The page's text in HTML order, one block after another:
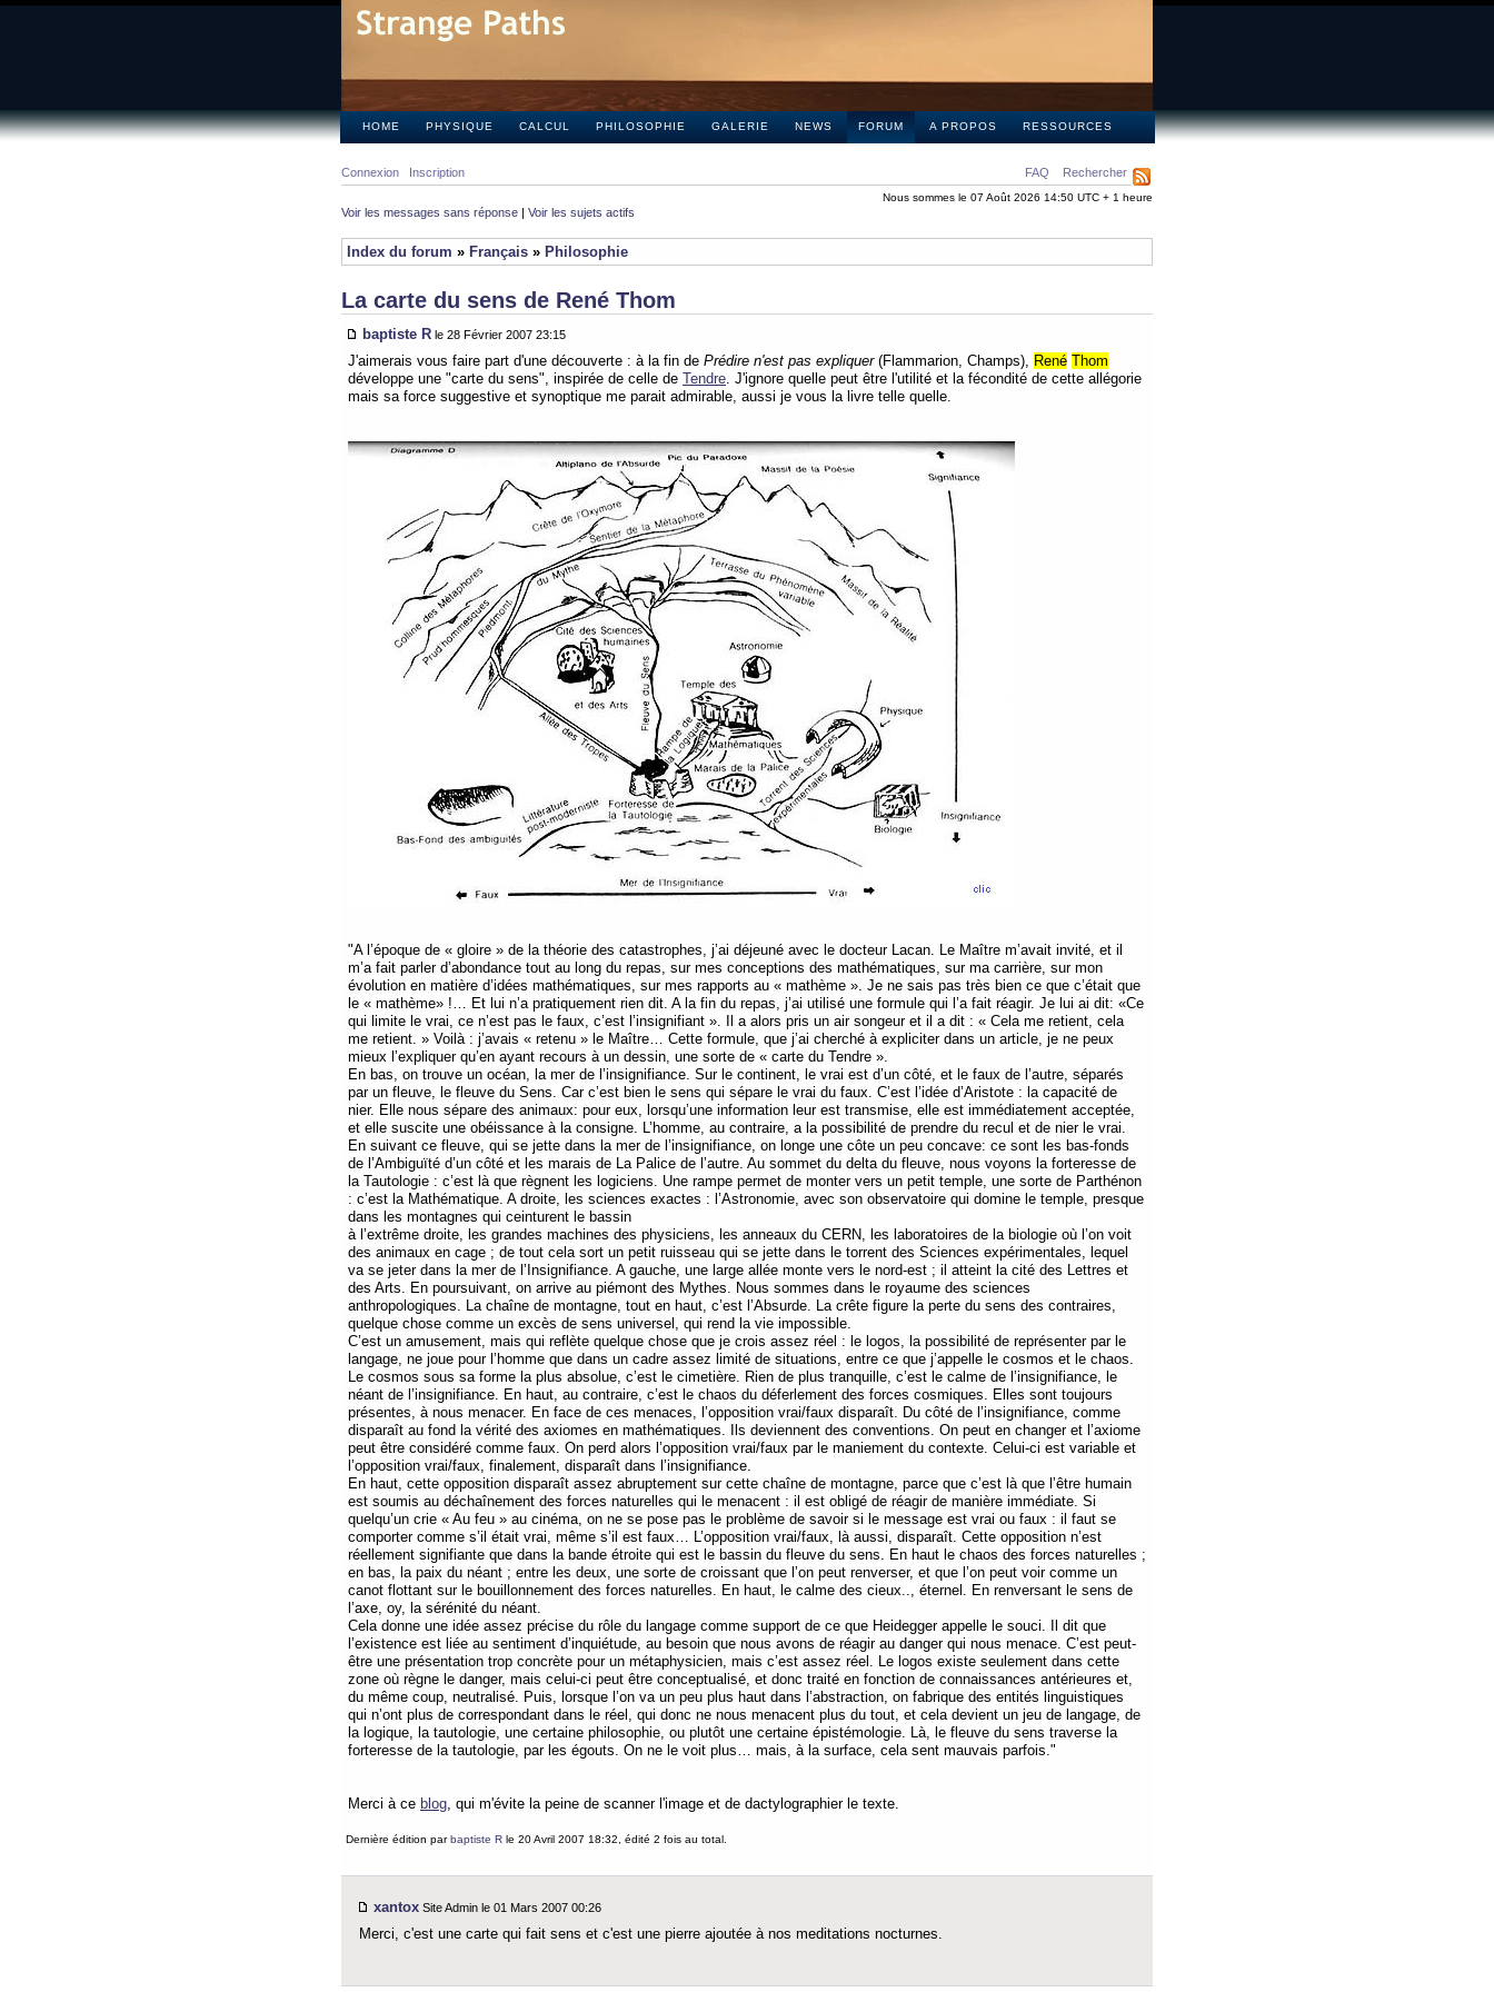
HOME PHYSIQUE CALCUL PHILOSOPHIE GALERIE NEWS FORUM A PROPOS RESSOURCES
FAQ Rechercher
Connexion Inscription
Nous sommes le 07 Août 2026 14:50 UTC + 1 heure
Voir les messages sans réponse | Voir les sujets actifs
Index du forum » Français » Philosophie
La carte du sens de René Thom
baptiste R le 28 Février 2007 23:15
J'aimerais vous faire part d'une découverte : à la fin de Prédire n'est pas expliquer(Flammarion, Champs), René Thom
développe une "carte du sens", inspirée de celle de Tendre. J'ignore quelle peut être l'utilité et la fécondité de cette allégorie
mais sa force suggestive et synoptique me parait admirable, aussi je vous la livre telle quelle.
"A l’époque de « gloire » de la théorie des catastrophes, j’ai déjeuné avec le docteur Lacan. Le Maître m’avait invité, et il
m’a fait parler d’abondance tout au long du repas, sur mes conceptions des mathématiques, sur ma carrière, sur mon
évolution en matière d’idées mathématiques, sur mes rapports au « mathème ». Je ne sais pas très bien ce que c’était que
le « mathème» !… Et lui n’a pratiquement rien dit. A la fin du repas, j’ai utilisé une formule qui l’a fait réagir. Je lui ai dit: «Ce
qui limite le vrai, ce n’est pas le faux, c’est l’insignifiant ». Il a alors pris un air songeur et il a dit : « Cela me retient, cela
me retient. » Voilà : j’avais « retenu » le Maître… Cette formule, que j’ai cherché à expliciter dans un article, je ne peux
mieux l’expliquer qu’en ayant recours à un dessin, une sorte de « carte du Tendre ».
En bas, on trouve un océan, la mer de l’insignifiance. Sur le continent, le vrai est d’un côté, et le faux de l’autre, séparés
par un fleuve, le fleuve du Sens. Car c’est bien le sens qui sépare le vrai du faux. C’est l’idée d’Aristote : la capacité de
nier. Elle nous sépare des animaux: pour eux, lorsqu’une information leur est transmise, elle est immédiatement acceptée,
et elle suscite une obéissance à la consigne. L’homme, au contraire, a la possibilité de prendre du recul et de nier le vrai.
En suivant ce fleuve, qui se jette dans la mer de l’insignifiance, on longe une côte un peu concave: ce sont les bas-fonds
de l’Ambiguïté d’un côté et les marais de La Palice de l’autre. Au sommet du delta du fleuve, nous voyons la forteresse de
la Tautologie : c’est là que règnent les logiciens. Une rampe permet de monter vers un petit temple, une sorte de Parthénon
: c’est la Mathématique. A droite, les sciences exactes : l’Astronomie, avec son observatoire qui domine le temple, presque
dans les montagnes qui ceinturent le bassin
à l’extrême droite, les grandes machines des physiciens, les anneaux du CERN, les laboratoires de la biologie où l’on voit
des animaux en cage ; de tout cela sort un petit ruisseau qui se jette dans le torrent des Sciences expérimentales, lequel
va se jeter dans la mer de l’Insignifiance. A gauche, une large allée monte vers le nord-est ; il atteint la cité des Lettres et
des Arts. En poursuivant, on arrive au piémont des Mythes. Nous sommes dans le royaume des sciences
anthropologiques. La chaîne de montagne, tout en haut, c’est l’Absurde. La crête figure la perte du sens des contraires,
quelque chose comme un excès de sens universel, qui rend la vie impossible.
C’est un amusement, mais qui reflète quelque chose que je crois assez réel : le logos, la possibilité de représenter par le
langage, ne joue pour l’homme que dans un cadre assez limité de situations, entre ce que j’appelle le cosmos et le chaos.
Le cosmos sous sa forme la plus absolue, c’est le cimetière. Rien de plus tranquille, c’est le calme de l’insignifiance, le
néant de l’insignifiance. En haut, au contraire, c’est le chaos du déferlement des forces cosmiques. Elles sont toujours
présentes, à nous menacer. En face de ces menaces, l’opposition vrai/faux disparaît. Du côté de l’insignifiance, comme
disparaît au fond la vérité des axiomes en mathématiques. Ils deviennent des conventions. On peut en changer et l’axiome
peut être considéré comme faux. On perd alors l’opposition vrai/faux par le maniement du contexte. Celui-ci est variable et
l’opposition vrai/faux, finalement, disparaît dans l’insignifiance.
En haut, cette opposition disparaît assez abruptement sur cette chaîne de montagne, parce que c’est là que l’être humain
est soumis au déchaînement des forces naturelles qui le menacent : il est obligé de réagir de manière immédiate. Si
quelqu’un crie « Au feu » au cinéma, on ne se pose pas le problème de savoir si le message est vrai ou faux : il faut se
comporter comme s’il était vrai, même s’il est faux… L’opposition vrai/faux, là aussi, disparaît. Cette opposition n’est
réellement signifiante que dans la bande étroite qui est le bassin du fleuve du sens. En haut le chaos des forces naturelles ;
en bas, la paix du néant ; entre les deux, une sorte de croissant que l’on peut renverser, et que l’on peut voir comme un
canot flottant sur le bouillonnement des forces naturelles. En haut, le calme des cieux.., éternel. En renversant le sens de
l’axe, oy, la sérénité du néant.
Cela donne une idée assez précise du rôle du langage comme support de ce que Heidegger appelle le souci. Il dit que
l’existence est liée au sentiment d’inquiétude, au besoin que nous avons de réagir au danger qui nous menace. C’est peut-
être une présentation trop concrète pour un métaphysicien, mais c’est assez réel. Le logos existe seulement dans cette
zone où règne le danger, mais celui-ci peut être conceptualisé, et donc traité en fonction de connaissances antérieures et,
du même coup, neutralisé. Puis, lorsque l’on va un peu plus haut dans l’abstraction, on fabrique des entités linguistiques
qui n’ont plus de correspondant dans le réel, qui donc ne nous menacent plus du tout, et cela devient un jeu de langage, de
la logique, la tautologie, une certaine philosophie, ou plutôt une certaine épistémologie. Là, le fleuve du sens traverse la
forteresse de la tautologie, par les égouts. On ne le voit plus… mais, à la surface, cela sent mauvais parfois."
Merci à ce blog, qui m'évite la peine de scanner l'image et de dactylographier le texte.
Dernière édition parbaptiste R le 20 Avril 2007 18:32, édité 2 fois au total.
xantox Site Admin le 01 Mars 2007 00:26
Merci, c'est une carte qui fait sens et c'est une pierre ajoutée à nos meditations nocturnes.